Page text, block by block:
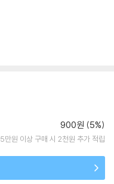
900원 (5%)
5만원 이상 구매 시 2천원 추가 적립